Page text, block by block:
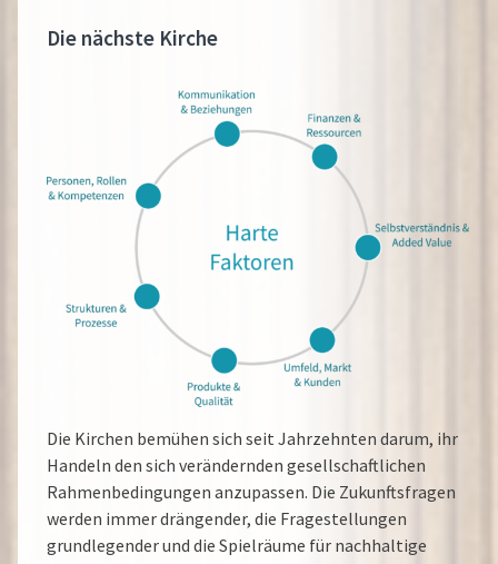
Die nächste Kirche
Die Kirchen bemühen sich seit Jahrzehnten darum, ihr
Handeln den sich verändernden gesellschaftlichen
Rahmenbedingungen anzupassen. Die Zukunftsfragen
werden immer drängender, die Fragestellungen
grundlegender und die Spielräume für nachhaltige